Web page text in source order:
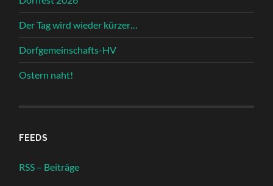
Der Tag wird wieder kürzer…
Dorfgemeinschafts-HV
Ostern naht!
FEEDS
RSS – Beiträge